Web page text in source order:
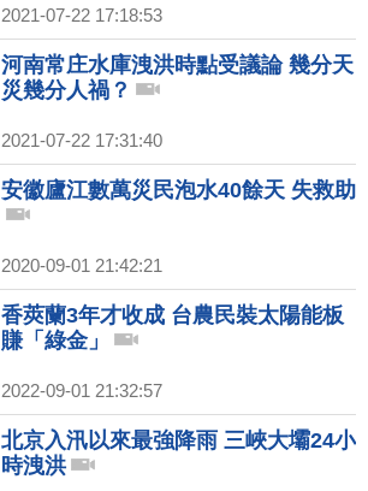
2021-07-22 17:18:53
河南常庄水庫洩洪時點受議論 幾分天
災幾分人禍？
2021-07-22 17:31:40
安徽廬江數萬災民泡水40餘天 失救助
2020-09-01 21:42:21
香莢蘭3年才收成 台農民裝太陽能板
賺「綠金」
2022-09-01 21:32:57
北京入汛以來最強降雨 三峽大壩24小
時洩洪